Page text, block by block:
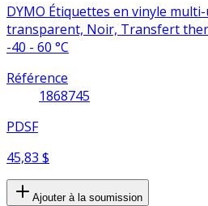
DYMO Étiquettes en vinyle
transparent, Noir, Transfert
-40 - 60 °C
Référence
1868745
PDSF
45,83 $
Ajouter à la soumission